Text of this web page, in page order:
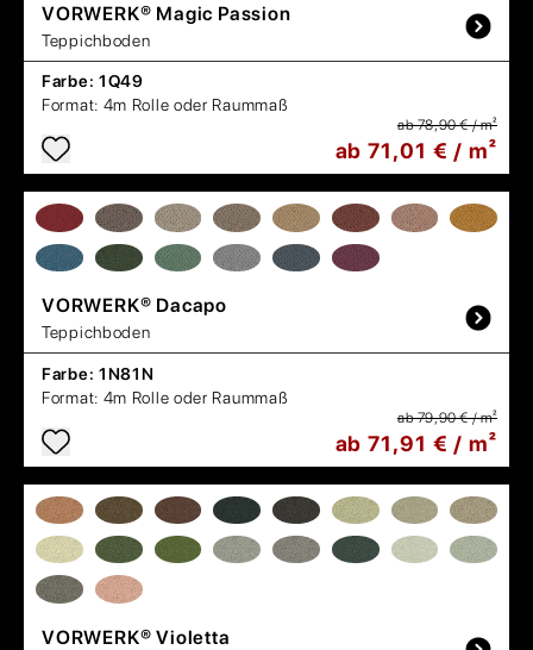
VORWERK® Magic Passion
Teppichboden
Farbe: 1Q49
Format: 4m Rolle oder Raummaß
ab 78,90 € / m²
ab 71,01 € / m²
VORWERK® Dacapo
Teppichboden
Farbe: 1N81N
Format: 4m Rolle oder Raummaß
ab 79,90 € / m²
ab 71,91 € / m²
VORWERK® Violetta